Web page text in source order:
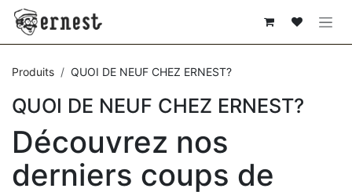
SE RENDRE AU CONTENU
Produits QUOI DE NEUF CHEZ ERNEST?
QUOI DE NEUF CHEZ ERNEST?
Découvrez nos
derniers coups de